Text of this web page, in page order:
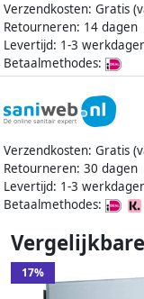
Verzendkosten: Gratis
Retourneren: 14 dagen
Levertijd: 1-3
Betaalmethodes:
Verzendkosten: Gratis
Retourneren: 30 dagen
Levertijd: 1-3
Betaalmethodes:
17%